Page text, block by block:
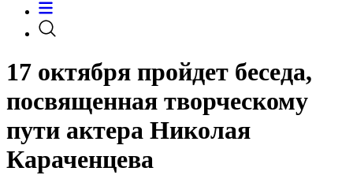
17 октября пройдет беседа,
посвященная творческому
пути актера Николая
Караченцева